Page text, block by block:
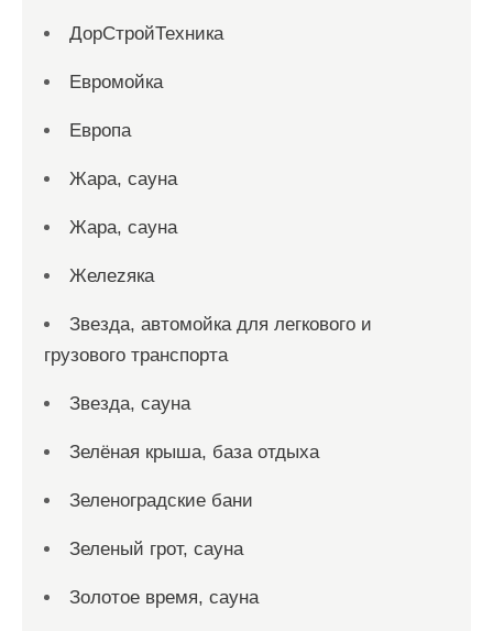
ДорСтройТехника
Евромойка
Европа
Жара, сауна
Жара, сауна
Желеzяка
Звезда, автомойка для легкового и
грузового транспорта
Звезда, сауна
Зелёная крыша, база отдыха
Зеленоградские бани
Зеленый грот, сауна
Золотое время, сауна